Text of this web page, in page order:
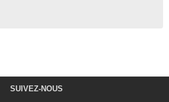
SUIVEZ-NOUS